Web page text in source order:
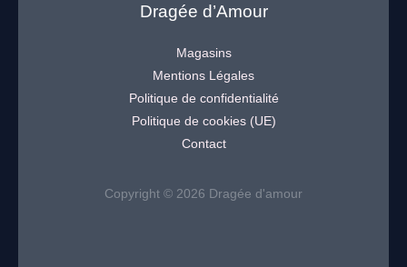
Dragée d’Amour
Magasins
Mentions Légales
Politique de confidentialité
Politique de cookies (UE)
Contact
Copyright © 2026 Dragée d'amour